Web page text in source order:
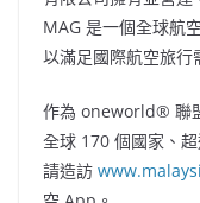
MAG 是一個全球航
以滿足國際航空旅行
作為 oneworld® 聯
全球 170 個國家、
請造訪